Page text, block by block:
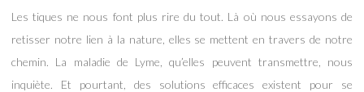
Les tiques ne nous font plus rire du tout. Là où nous essayons de
retisser notre lien à la nature, elles se mettent en travers de notre
chemin. La maladie de Lyme, qu’elles peuvent transmettre, nous
inquiète. Et pourtant, des solutions efficaces existent pour se